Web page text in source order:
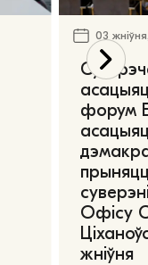
03
форум
Офісу
жніўня